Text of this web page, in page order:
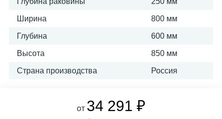
Ширина 800 мм
Глубина 600 мм
Высота 850 мм
Страна производства Россия
от 34 291 ₽